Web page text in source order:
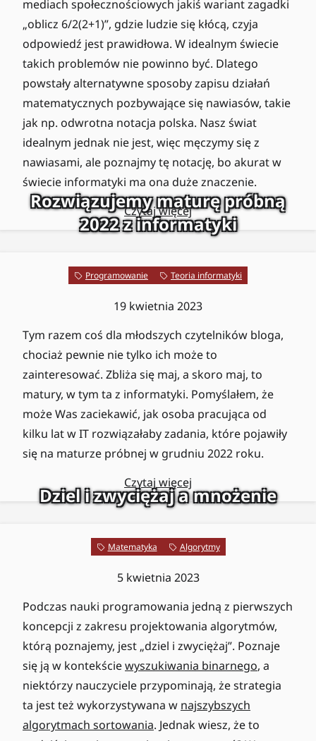
mediach społecznościowych jakiś wariant zagadki
„oblicz 6/2(2+1)”, gdzie ludzie się kłócą, czyja
odpowiedź jest prawidłowa. W idealnym świecie
takich problemów nie powinno być. Dlatego
powstały alternatywne sposoby zapisu działań
matematycznych pozbywające się nawiasów, takie
jak np. odwrotna notacja polska. Nasz świat
idealnym jednak nie jest, więc męczymy się z
nawiasami, ale poznajmy tę notację, bo akurat w
świecie informatyki ma ona duże znaczenie.
Czytaj więcej
Rozwiązujemy maturę próbną
2022 z informatyki
Programowanie Teoria informatyki
19 kwietnia 2023
Tym razem coś dla młodszych czytelników bloga,
chociaż pewnie nie tylko ich może to
zainteresować. Zbliża się maj, a skoro maj, to
matury, w tym ta z informatyki. Pomyślałem, że
może Was zaciekawić, jak osoba pracująca od
kilku lat w IT rozwiązałaby zadania, które pojawiły
się na maturze próbnej w grudniu 2022 roku.
Czytaj więcej
Dziel i zwyciężaj a mnożenie
Matematyka Algorytmy
5 kwietnia 2023
Podczas nauki programowania jedną z pierwszych
koncepcji z zakresu projektowania algorytmów,
którą poznajemy, jest „dziel i zwyciężaj”. Poznaje
się ją w kontekściewyszukiwania binarnego, a
niektórzy nauczyciele przypominają, że strategia
ta jest też wykorzystywana w najszybszych
algorytmach sortowania. Jednak wiesz, że to